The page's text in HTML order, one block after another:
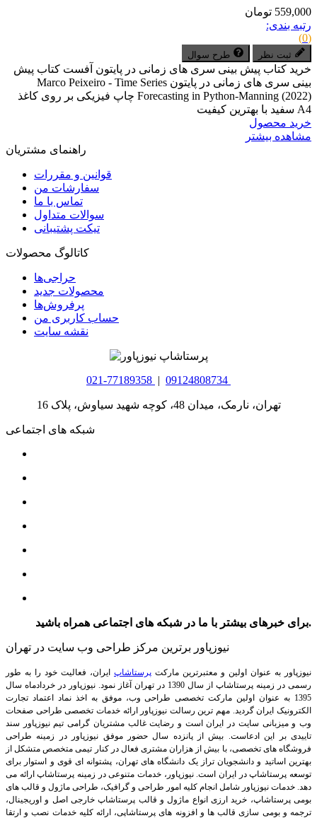
559,000 تومان
رتبه بندی:
(0)
ثبت نظر طرح سوال
خرید کتاب پیش بینی سری های زمانی در پایتون آفست کتاب پیش
بینی سری های زمانی در پایتون Marco Peixeiro - Time Series
Forecasting in Python-Manning (2022) چاپ فیزیکی بر روی کاغذ
A4 سفید با بهترین کیفیت
خرید محصول
مشاهده بیشتر
راهنمای مشتریان
قوانین و مقررات
سفارشات من
تماس با ما
سوالات متداول
تیکت پشتیبانی
کاتالوگ محصولات
حراجی‌ها
محصولات جدید
پرفروش‌ها
حساب کاربری من
نقشه سایت
021-77189358 | 09124808734
تهران، نارمک، میدان 48، کوچه شهید سیاوش، پلاک 16
شبکه های اجتماعی
برای خبرهای بیشتر با ما در شبکه های اجتماعی همراه باشید.
نیوزپاور برترین مرکز طراحی وب سایت در تهران
نیوزپاور به عنوان اولین و معتبرترین مارکت پرستاشاپ ایران، فعالیت خود را به طور
رسمی در زمینه پرستاشاپ از سال 1390 در تهران آغاز نمود. نیوزپاور در خردادماه سال
1395 به عنوان اولین مارکت تخصصی طراحی وب، موفق به اخذ نماد اعتماد تجارت
الکترونیک ایران گردید. مهم ترین رسالت نیوزپاور ارائه خدمات تخصصی طراحی صفحات
وب و میزبانی سایت در ایران است و رضایت غالب مشتریان گرامی تیم نیوزپاور سند
تاییدی بر این ادعاست. بیش از پانزده سال حضور موفق نیوزپاور در زمینه طراحی
فروشگاه های تخصصی، با بیش از هزاران مشتری فعال در کنار تیمی متخصص متشکل از
بهترین اساتید و دانشجویان تراز یک دانشگاه های تهران، پشتوانه ای قوی و استوار برای
توسعه پرستاشاپ در ایران است.نیوزپاور، خدمات متنوعی در زمینه پرستاشاپ ارائه می
دهد. خدمات نیوزپاور شامل انجام کلیه امور طراحی و گرافیک، طراحی ماژول و قالب های
بومی پرستاشاپ، خرید ارزی انواع ماژول و قالب پرستاشاپ خارجی اصل و اوریجینال،
ترجمه و بومی سازی قالب ها و افزونه های پرستاشاپی، ارائه کلیه خدمات نصب و ارتقا